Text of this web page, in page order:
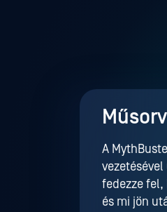
A
fedezze
és mi jön